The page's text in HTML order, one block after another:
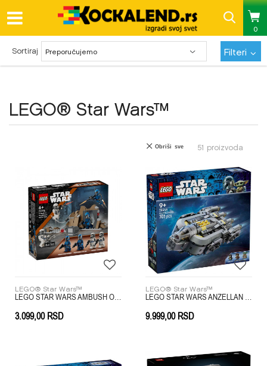
0
Pregled statusa porudžbine
LEGO® Star Wars™
Sortiraj Filteri
51 proizvoda
Obriši sve
LEGO® Star Wars™
3.099,00 RSD
LEGO® Star Wars™
9.999,00 RSD